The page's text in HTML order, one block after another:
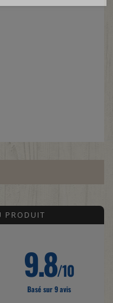
PRODUIT
9.8/10
Basé sur 9 avis